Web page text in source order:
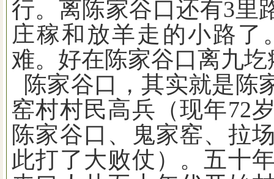
行。离陈家谷口还有3里
庄稼和放羊走的小路
难。好在陈家谷口离九
陈家谷口，其实就是陈
窑村村民高兵（现年72
陈家谷口、鬼家窑、拉
此打了大败仗）。五十